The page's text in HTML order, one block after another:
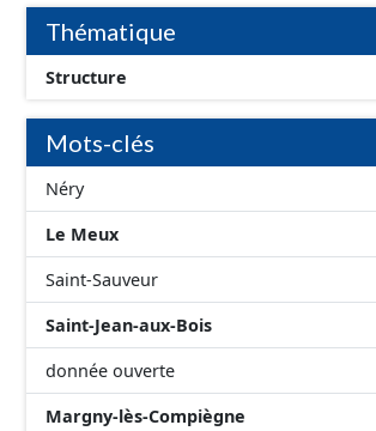
et structurés conformément aux
standard CNIG Sites Economiques. Ce lot
la référence aux terrains à vocation
jour. Il est filtré au-delà des prescriptions
limitant aux SCI.
Thématique
Structure
Mots-clés
Néry
Le Meux
Saint-Sauveur
Saint-Jean-aux-Bois
donnée ouverte
Margny-lès-Compiègne